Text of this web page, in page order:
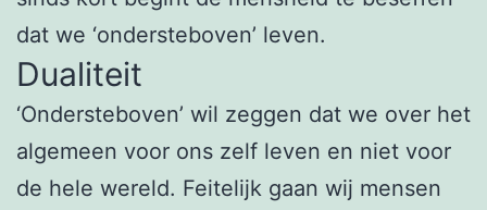
dat we ‘ondersteboven’ leven.
Dualiteit
‘Ondersteboven’ wil zeggen dat we over het
algemeen voor ons zelf leven en niet voor
de hele wereld. Feitelijk gaan wij mensen